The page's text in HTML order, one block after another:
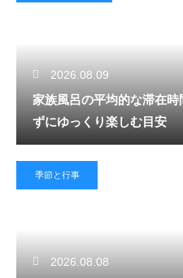
2026.08.09
家族風呂の平均的な滞在
ずにゆっくり楽しむ目安
季節と行事
2026.08.08